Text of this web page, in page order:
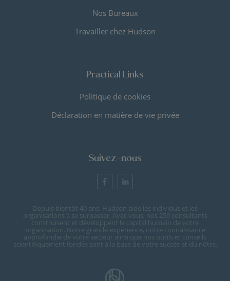
Nos Bureaux
Travailler chez Hudson
Practical Links
Politique de cookies
Déclaration en matière de vie privée
Suivez-nous
Depuis bientôt 40 ans, Hudson aide les individus et les
organisations à se surpasser. Avec vous, nos 250 consultants
construisent et développent le capital humain de votre
organisation. Notre grande expérience, notre connaissance
approfondie de votre secteur ainsi que nos outils et conseils
scientifiquement fondés sont à la base de votre succès et du nôtre.